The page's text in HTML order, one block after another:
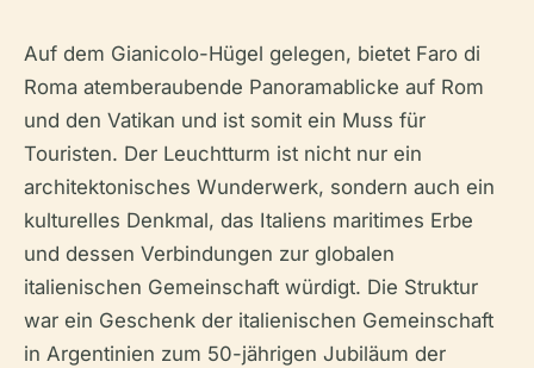
Auf dem Gianicolo-Hügel gelegen, bietet Faro di
Roma atemberaubende Panoramablicke auf Rom
und den Vatikan und ist somit ein Muss für
Touristen. Der Leuchtturm ist nicht nur ein
architektonisches Wunderwerk, sondern auch ein
kulturelles Denkmal, das Italiens maritimes Erbe
und dessen Verbindungen zur globalen
italienischen Gemeinschaft würdigt. Die Struktur
war ein Geschenk der italienischen Gemeinschaft
in Argentinien zum 50-jährigen Jubiläum der